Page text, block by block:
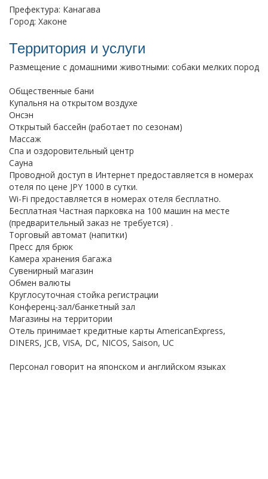
Префектура: Канагава
Город: Хаконе
Территория и услуги
Размещение с домашними животными: собаки мелких пород
Общественные бани
Купальня на открытом воздухе
Онсэн
Открытый бассейн (работает по сезонам)
Массаж
Спа и оздоровительный центр
Сауна
Проводной доступ в Интернет предоставляется в номерах
отеля по цене JPY 1000 в сутки.
Wi-Fi предоставляется в номерах отеля бесплатно.
Бесплатная Частная парковка на 100 машин на месте
(предварительный заказ не требуется) .
Торговый автомат (напитки)
Пресс для брюк
Камера хранения багажа
Сувенирный магазин
Обмен валюты
Круглосуточная стойка регистрации
Конференц-зал/банкетный зал
Магазины на территории
Отель принимает кредитные карты AmericanExpress,
DINERS, JCB, VISA, DC, NICOS, Saison, UC
Персонал говорит на японском и английском языках